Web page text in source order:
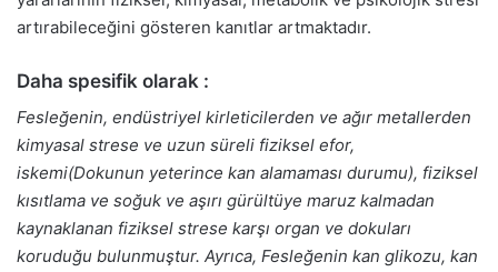
artırabileceğini gösteren kanıtlar artmaktadır.
Daha spesifik olarak :
Fesleğenin, endüstriyel kirleticilerden ve ağır metallerden
kimyasal strese ve uzun süreli fiziksel efor,
iskemi(Dokunun yeterince kan alamaması durumu), fiziksel
kısıtlama ve soğuk ve aşırı gürültüye maruz kalmadan
kaynaklanan fiziksel strese karşı organ ve dokuları
koruduğu bulunmuştur. Ayrıca, Fesleğenin kan glikozu, kan